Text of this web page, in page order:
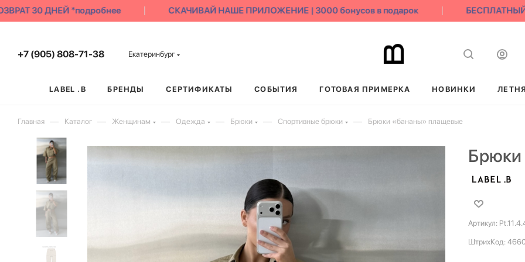
30 ДНЕЙ *подробнее СКАЧИВАЙ НАШЕ ПРИЛОЖЕНИЕ | 3000 бонусов в подарок БЕСПЛАТНЫЙ
+7 (905) 808-71-38 Екатеринбург
LABEL .B БРЕНДЫ СЕРТИФИКАТЫ СОБЫТИЯ ГОТОВАЯ ПРИМЕРКА НОВИНКИ
Главная — Каталог — Женщинам — Одежда — Брюки — Спортивные брюки — Брюки «бананы» плащевые
Брюки
Артикул:
ШтрихКод: